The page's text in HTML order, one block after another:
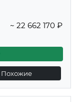
~ 22 662 170 ₽
Похожие